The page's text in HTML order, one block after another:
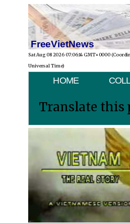
FreeVietNews
Sat Aug 08 2026 07:06:14 GMT+0000
Universal Time)
HOME
Translate this